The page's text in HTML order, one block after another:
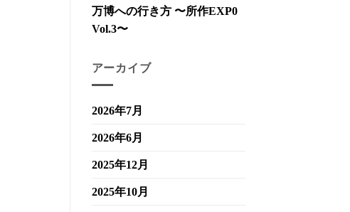
万博への行き方 〜所作EXP0
Vol.3〜
アーカイブ
2026年7月
2026年6月
2025年12月
2025年10月